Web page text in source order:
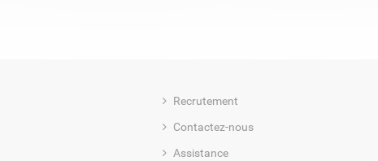
Recrutement
Contactez-nous
Assistance